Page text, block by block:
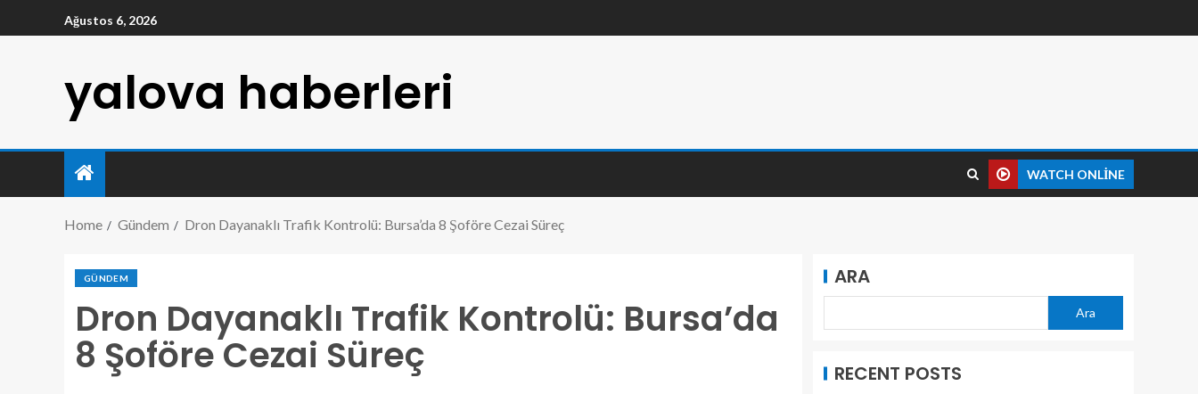
Ağustos 6, 2026
yalova haberleri
WATCH ONLINE
Home Gündem Dron Dayanaklı Trafik Kontrolü: Bursa’da 8 Şoföre Cezai Süreç
GÜNDEM
Dron Dayanaklı Trafik Kontrolü: Bursa’da
8 Şoföre Cezai Süreç
ARA
Ara
RECENT POSTS